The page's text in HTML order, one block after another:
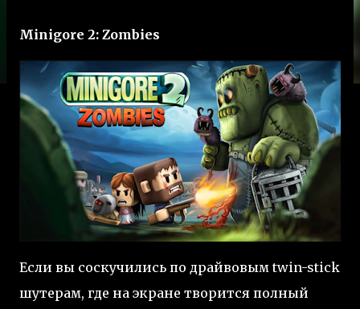
Minigore 2: Zombies
Если вы соскучились по драйвовым twin-stick
шутерам, где на экране творится полный